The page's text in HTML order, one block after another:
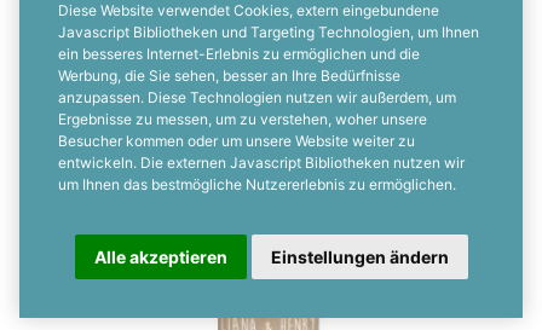
Diese Website verwendet Cookies, extern eingebundene
Javascript Bibliotheken und Targeting Technologien, um Ihnen
ein besseres Internet-Erlebnis zu ermöglichen und die
Werbung, die Sie sehen, besser an Ihre Bedürfnisse
anzupassen. Diese Technologien nutzen wir außerdem, um
Ergebnisse zu messen, um zu verstehen, woher unsere
Besucher kommen oder um unsere Website weiter zu
entwickeln. Die externen Javascript Bibliotheken nutzen wir
um Ihnen das bestmögliche Nutzererlebnis zu ermöglichen.
Alle akzeptieren Einstellungen ändern